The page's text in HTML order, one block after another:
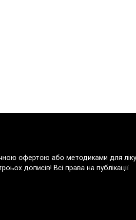
офертою або методиками для
дописів! Всі права на публікації